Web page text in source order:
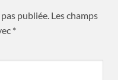
publiée. Les champs
*